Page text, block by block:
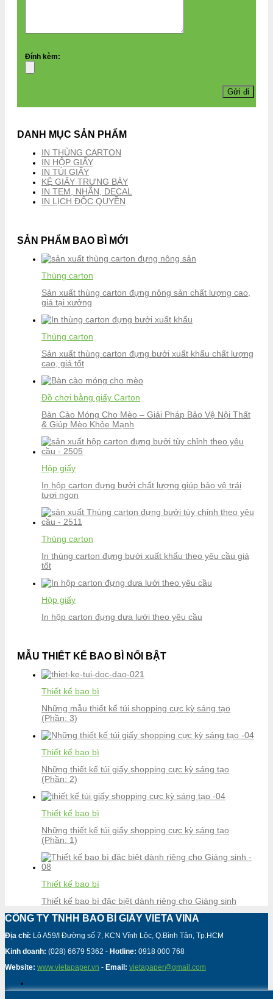
Đính kèm:
DANH MỤC SẢN PHẨM
IN THÙNG CARTON
IN HỘP GIẤY
IN TÚI GIẤY
KỆ GIẤY TRƯNG BÀY
IN TEM, NHÃN, DECAL
IN LỊCH ĐỘC QUYỀN
SẢN PHẨM BAO BÌ MỚI
Thùng carton
Sản xuất thùng carton đựng nông sản chất lượng cao,
giá tại xưởng
Thùng carton
Sản xuất thùng carton đựng bưởi xuất khẩu chất lượng
cao, giá tốt
Đồ chơi bằng giấy Carton
Bàn Cào Móng Cho Mèo – Giải Pháp Bảo Vệ Nội Thất
& Giúp Mèo Khỏe Mạnh
Hộp giấy
In hộp carton đựng bưởi chất lượng giúp bảo vệ trái
tươi ngon
Thùng carton
In thùng carton đựng bưởi xuất khẩu theo yêu cầu giá
tốt
Hộp giấy
In hộp carton đựng dưa lưới theo yêu cầu
MẪU THIẾT KẾ BAO BÌ NỔI BẬT
Thiết kế bao bì
Những mẫu thiết kế túi shopping cực kỳ sáng tạo
(Phần: 3)
Thiết kế bao bì
Những thiết kế túi giấy shopping cực kỳ sáng tạo
(Phần: 2)
Thiết kế bao bì
Những thiết kế túi giấy shopping cực kỳ sáng tạo
(Phần: 1)
Thiết kế bao bì
Thiết kế bao bì đặc biệt dành riêng cho Giáng sinh
CÔNG TY TNHH BAO BÌ GIẤY VIETA VINA
Địa chỉ: Lô A59/I Đường số 7, KCN Vĩnh Lộc, Q.Bình Tân, Tp.HCM
Kinh doanh: (028) 6679 5362 - Hotline: 0918 000 768
Website: www.vietapaper.vn - Email: vietapaper@gmail.com